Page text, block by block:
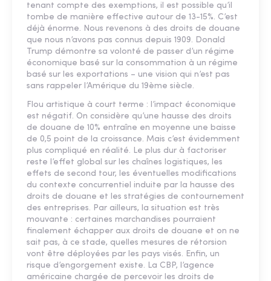
tenant compte des exemptions, il est possible qu’il
tombe de manière effective autour de 13-15%. C’est
déjà énorme. Nous revenons à des droits de douane
que nous n’avons pas connus depuis 1909. Donald
Trump démontre sa volonté de passer d’un régime
économique basé sur la consommation à un régime
basé sur les exportations – une vision qui n’est pas
sans rappeler l’Amérique du 19ème siècle.
Flou artistique à court terme : l’impact économique
est négatif. On considère qu’une hausse des droits
de douane de 10% entraîne en moyenne une baisse
de 0,5 point de la croissance. Mais c’est évidemment
plus compliqué en réalité. Le plus dur à factoriser
reste l’effet global sur les chaînes logistiques, les
effets de second tour, les éventuelles modifications
du contexte concurrentiel induite par la hausse des
droits de douane et les stratégies de contournement
des entreprises. Par ailleurs, la situation est très
mouvante : certaines marchandises pourraient
finalement échapper aux droits de douane et on ne
sait pas, à ce stade, quelles mesures de rétorsion
vont être déployées par les pays visés. Enfin, un
risque d’engorgement existe. La CBP, l’agence
américaine chargée de percevoir les droits de